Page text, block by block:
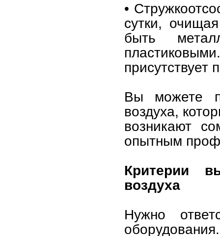
•
сутки,
быть
присутствует
Вы можете
воздуха,
возникают
опытным
Критерии
воздуха
Нужно